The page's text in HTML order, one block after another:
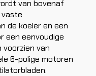
van bovenaf
de koeler en een
een eenvoudige
van
6-polige motoren